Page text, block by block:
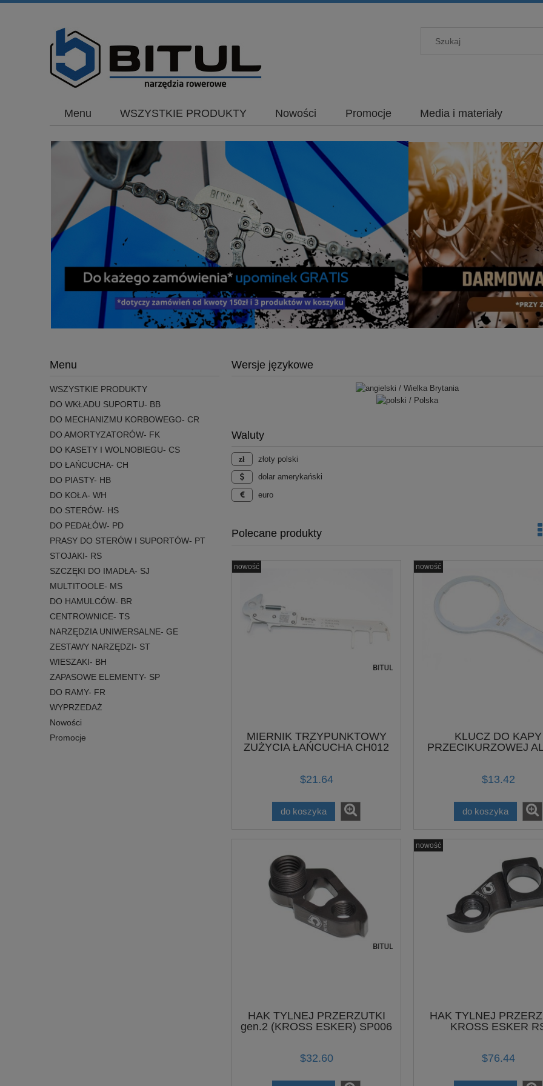
Menu WSZYSTKIE PRODUKTY Nowości Promocje Media i materiały
Menu
WSZYSTKIE PRODUKTY
DO WKŁADU SUPORTU- BB
DO MECHANIZMU KORBOWEGO- CR
DO AMORTYZATORÓW- FK
DO KASETY I WOLNOBIEGU- CS
DO ŁAŃCUCHA- CH
DO PIASTY- HB
DO KOŁA- WH
DO STERÓW- HS
DO PEDAŁÓW- PD
PRASY DO STERÓW I SUPORTÓW- PT
STOJAKI- RS
SZCZĘKI DO IMADŁA- SJ
MULTITOOLE- MS
DO HAMULCÓW- BR
CENTROWNICE- TS
NARZĘDZIA UNIWERSALNE- GE
ZESTAWY NARZĘDZI- ST
WIESZAKI- BH
ZAPASOWE ELEMENTY- SP
DO RAMY- FR
WYPRZEDAŻ
Nowości
Promocje
Wersje językowe
Waluty
złoty polski
dolar amerykański
euro
Polecane produkty
MIERNIK TRZYPUNKTOWY
ZUŻYCIA ŁAŃCUCHA CH012
$21.64
do koszyka
nowość
KLUCZ DO KAPY
PRZECIKURZOWEJ
$13.42
do koszyka
nowość
HAK TYLNEJ PRZERZUTKI
gen.2 (KROSS ESKER) SP006
$32.60
HAK TYLNEJ
KROSS ESKER
$76.44
nowość